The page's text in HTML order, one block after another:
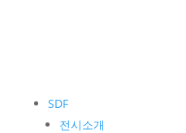
SDF
전시소개